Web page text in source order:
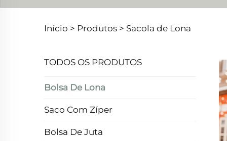
Início > Produtos > Sacola de Lona
TODOS OS PRODUTOS
Bolsa De Lona
Saco Com Zíper
Bolsa De Juta